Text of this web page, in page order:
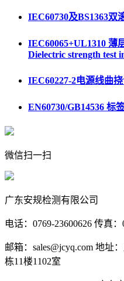
IEC60730及BS1363双
IEC60065+UL1310 薄
Dielectric strength test
IEC60227-2电源线曲
EN60730/GB14536 标
微信扫一扫
广东安规检测有限公司
电话：0769-23600626 传真：
邮箱：sales@jcyq.com 地址
栋11楼1102室